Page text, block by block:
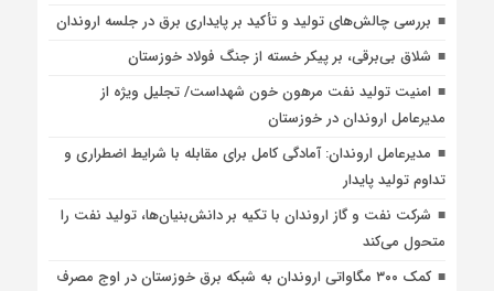
بررسی چالش‌های تولید و تأکید بر پایداری برق در جلسه اروندان
شلاق‌ بی‌برقی، بر پیکر خسته‌ از جنگ فولاد خوزستان
امنیت تولید نفت مرهون خون شهداست/ تجلیل ویژه از
مدیرعامل اروندان در خوزستان
مدیرعامل اروندان: آمادگی کامل برای مقابله با شرایط اضطراری و
تداوم تولید پایدار
شرکت نفت و گاز اروندان با تکیه بر دانش‌بنیان‌ها، تولید نفت را
متحول می‌کند
کمک ۳۰۰ مگاواتی اروندان به شبکه برق خوزستان در اوج مصرف